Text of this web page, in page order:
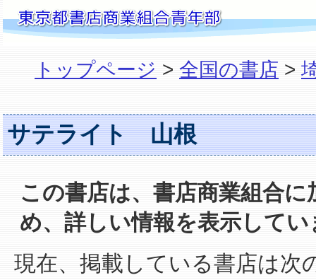
トップページ > 全国の書店 >
サテライト 山根
この書店は、書店商業組合
め、詳しい情報を表示して
現在、掲載している書店は次